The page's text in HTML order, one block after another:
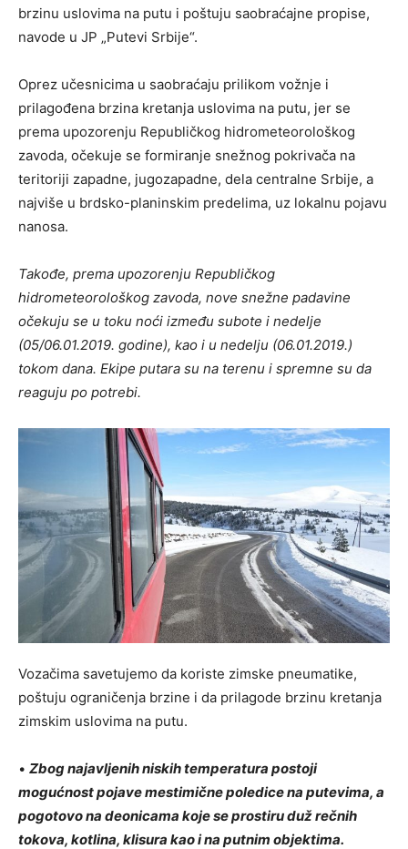
brzinu uslovima na putu i poštuju saobraćajne propise,
navode u JP „Putevi Srbije“.
Oprez učesnicima u saobraćaju prilikom vožnje i
prilagođena brzina kretanja uslovima na putu, jer se
prema upozorenju Republičkog hidrometeorološkog
zavoda, očekuje se formiranje snežnog pokrivača na
teritoriji zapadne, jugozapadne, dela centralne Srbije, a
najviše u brdsko-planinskim predelima, uz lokalnu pojavu
nanosa.
Takođe, prema upozorenju Republičkog
hidrometeorološkog zavoda, nove snežne padavine
očekuju se u toku noći između subote i nedelje
(05/06.01.2019. godine), kao i u nedelju (06.01.2019.)
tokom dana. Ekipe putara su na terenu i spremne su da
reaguju po potrebi.
Vozačima savetujemo da koriste zimske pneumatike,
poštuju ograničenja brzine i da prilagode brzinu kretanja
zimskim uslovima na putu.
• Zbog najavljenih niskih temperatura postoji
mogućnost pojave mestimične poledice na putevima, a
pogotovo na deonicama koje se prostiru duž rečnih
tokova, kotlina, klisura kao i na putnim objektima.